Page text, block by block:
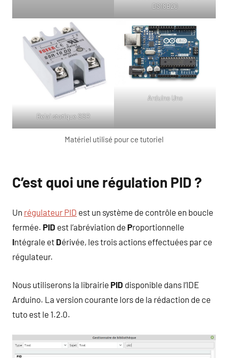
DS18B20
Relai statique SSR
Arduino Uno
Matériel utilisé pour ce tutoriel
C’est quoi une régulation PID ?
Un régulateur PID est un système de contrôle en boucle
fermée. PID est l’abréviation de Proportionnelle
Intégrale et Dérivée, les trois actions effectuées par ce
régulateur.
Nous utiliserons la librairie PID disponible dans l’IDE
Arduino. La version courante lors de la rédaction de ce
tuto est le 1.2.0.